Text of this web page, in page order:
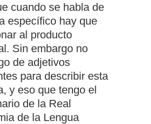
cuando se habla de
específico hay que
al producto
Sin embargo no
de adjetivos
para describir esta
y eso que tengo el
de la Real
de la Lengua